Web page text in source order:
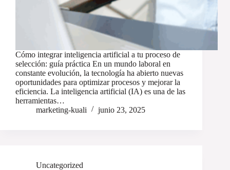
Cómo integrar inteligencia artificial a tu proceso de
selección: guía práctica En un mundo laboral en
constante evolución, la tecnología ha abierto nuevas
oportunidades para optimizar procesos y mejorar la
eficiencia. La inteligencia artificial (IA) es una de las
herramientas…
marketing-kuali
junio 23, 2025
Uncategorized